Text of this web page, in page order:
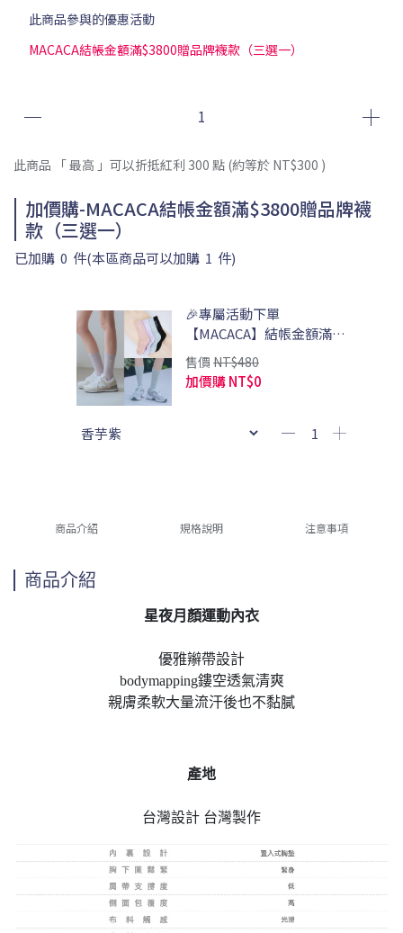
此商品參與的優惠活動
MACACA結帳金額滿$3800贈品牌襪款（三選一）
此商品 「 最高 」可以折抵紅利 300 點 (約等於 NT$300 )
加價購-MACACA結帳金額滿$3800贈品牌襪
款（三選一）
已加購 0 件(本區商品可以加購 1 件)
🎉專屬活動下單
【MACACA】結帳金額滿
$3800 贈踩上雲端中筒襪(請
自行計算)
售價 NT$480
加價購NT$0
商品介紹 規格說明 注意事項
商品介紹
星夜月顏運動內衣
優雅辮帶設計
bodymapping鏤空透氣清爽
親膚柔軟大量流汗後也不黏膩
產地
台灣設計 台灣製作